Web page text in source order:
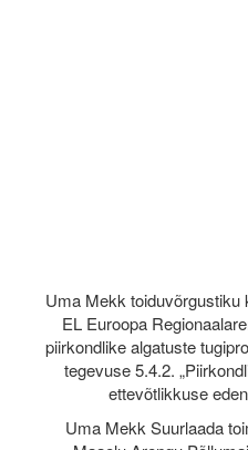
Uma Mekk toiduvõrgustiku
EL Euroopa
piirkondlike algatuste
tegevuse 5.4.2.
ettevõtlikkuse
Uma Mekk Suurlaada